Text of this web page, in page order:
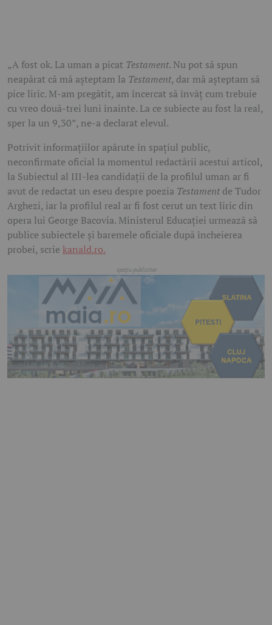
„A fost ok. La uman a picat Testament. Nu pot să spun
neapărat că mă așteptam la Testament, dar mă așteptam să
pice liric. M-am pregătit, am încercat să învăț cum trebuie
cu vreo două-trei luni înainte. La ce subiecte au fost la real,
sper la un 9,30”, ne-a declarat elevul.
Potrivit informațiilor apărute în spațiul public,
neconfirmate oficial la momentul redactării acestui articol,
la Subiectul al III-lea candidații de la profilul uman ar fi
avut de redactat un eseu despre poezia Testamentde Tudor
Arghezi, iar la profilul real ar fi fost cerut un text liric din
opera lui George Bacovia. Ministerul Educației urmează să
publice subiectele și baremele oficiale după încheierea
probei, scrie kanald.ro.